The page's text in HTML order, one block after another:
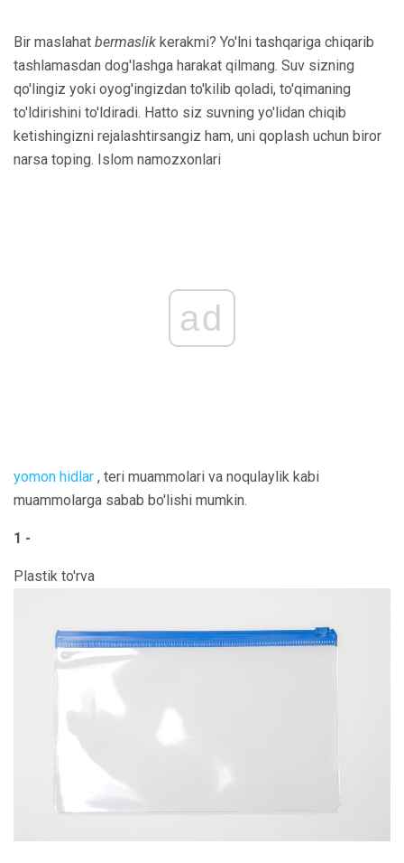
Bir maslahat bermaslik kerakmi? Yo'lni tashqariga chiqarib
tashlamasdan dog'lashga harakat qilmang. Suv sizning
qo'lingiz yoki oyog'ingizdan to'kilib qoladi, to'qimaning
to'ldirishini to'ldiradi. Hatto siz suvning yo'lidan chiqib
ketishingizni rejalashtirsangiz ham, uni qoplash uchun biror
narsa toping. Islom namozxonlari
ad
yomon hidlar , teri muammolari va noqulaylik kabi
muammolarga sabab bo'lishi mumkin.
1 -
Plastik to'rva